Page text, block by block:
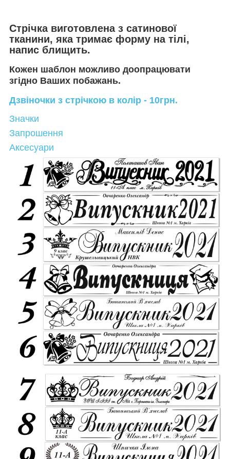
Стрічка виготовлена з сатинової
тканини, яка тримає форму на тілі,
напис блищить.
Кожен шаблон можливо доопрацювати
згідно Ваших побажань.
Дзвіночки з стрічкою в колір - 10грн.
Значки
Запрошення
Аксесуари